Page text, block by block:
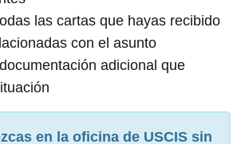
las cartas que hayas recibido
con el asunto
adicional que
en la oficina de USCIS sin